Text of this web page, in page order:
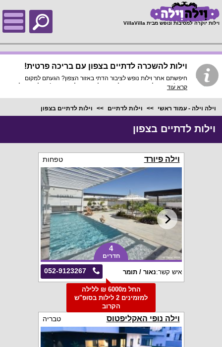
וילות יוקרה למסיבות ונופש מבית VillaVilla
וילות להשכרה לדתיים בצפון עם בריכה פרטית!
חיפשתם אחר וילות נופש לציבור הדתי באזור הצפון? הגעתם למקום
הנכון! כאן הוילות מתאימות לדתיים, לחרדים, ולמסורתיים! בחלק מהוילות
מוחלט מסביבת מגורים, תגוונו ושנו את האווירה מבית המלון הומה האדם
שאתם רגילים ללכת אליו וצאו לנפוש בוילה החל מ-1999 ש"ח ללילה
בלבד!
קרא עוד
וילה וילה - עמוד ראשי וילות לדתיים וילות לדתיים בצפון
וילות לדתיים בצפון
וילה פיורד טפחות
4
חדרים
052-9123267 איש קשר:נאור / תומר
החל מ6000 ₪ ללילה
למזמינים 2 לילות בסופ"ש
הקרוב
וילה נופי האקליפטוס טבריה